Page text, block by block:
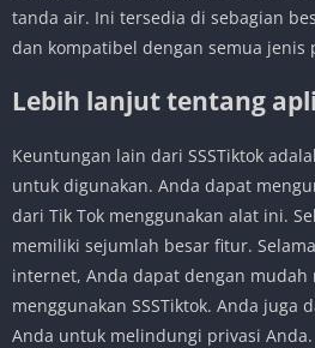
tanda air. Ini tersedia di sebagian
dan kompatibel dengan semua jenis
Lebih lanjut tentang
Keuntungan lain dari SSSTiktok
untuk digunakan. Anda dapat
dari Tik Tok menggunakan alat ini.
memiliki sejumlah besar fitur.
internet, Anda dapat dengan mudah
menggunakan SSSTiktok. Anda juga
Anda untuk melindungi privasi Anda.